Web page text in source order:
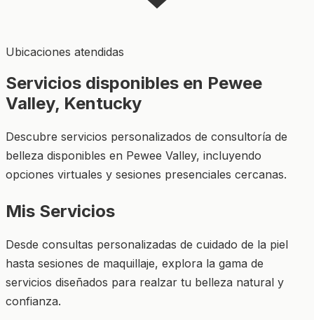
Ubicaciones atendidas
Servicios disponibles en Pewee
Valley, Kentucky
Descubre servicios personalizados de consultoría de
belleza disponibles en Pewee Valley, incluyendo
opciones virtuales y sesiones presenciales cercanas.
Mis Servicios
Desde consultas personalizadas de cuidado de la piel
hasta sesiones de maquillaje, explora la gama de
servicios diseñados para realzar tu belleza natural y
confianza.